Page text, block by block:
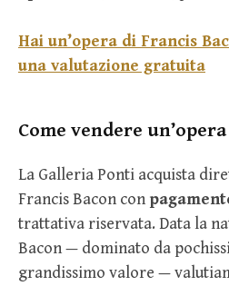
Hai un’opera di Francis
una valutazione gratuita
Come vendere
La Galleria Ponti acquista
Francis Bacon con
trattativa riservata. Data la
Bacon — dominato da
grandissimo valore —